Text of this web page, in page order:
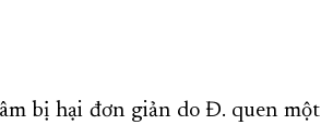
TRẦM
TRANG CHỦ VỀ BÁO KHÁNH HÒA
bị hại đơn giản do Đ. quen một